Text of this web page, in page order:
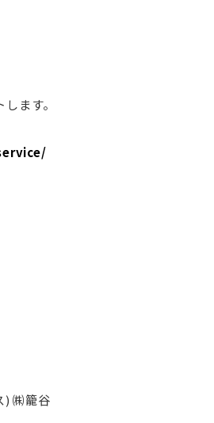
ます。
㈱籠谷